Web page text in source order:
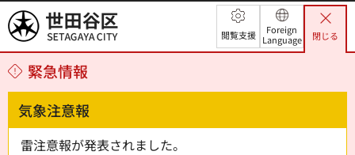
世田谷区 閲覧支援
Foreign
Language
閉じる
緊急情報
気象注意報
雷注意報が発表されました。